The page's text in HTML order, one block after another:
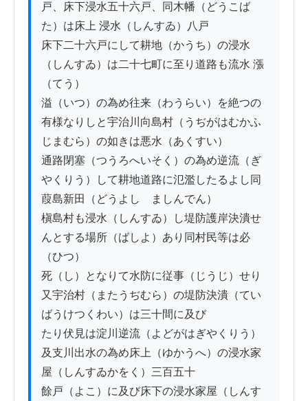
戸、床下浸水五十六戸、同木幡（どうこば
た）は床上 浸水（しんすゐ）八戸
床下二十六戸にして耕地（かうち）の浸水
（しんすゐ）は二十七町に至り道路も流水 漲
（てう）
溢（いつ）の為め往来（わうらい）を絶つの
有様なりしと宇治川向島村（うぢがはむかふ
じまむら）の如きは悪水（あくすい）
通路閉塞（つうろへいそく）の為め逆流（ぎ
やくりう）して耕地道路に氾濫したるよし同
葭島新田（どうよしゞましんでん）
槇島村も浸水（しんすゐ）し堤防護岸決潰せ
んとする場所（ばしよ）あり同村民等は必
（ひつ）
死（し）となりて水防に従事（じうじ）せり
又宇治村（またうぢむら）の堤防決潰（てい
ばうけつくわい）は三十間に及び
たり伏見は淀川逆流（よどがはぎやくりう）
及支川出水の為め床上（ゆかうへ）の浸水家
屋（しんすゐかをく）三百五十
餘戸（よこ）に及び床下の浸水家屋（しんす